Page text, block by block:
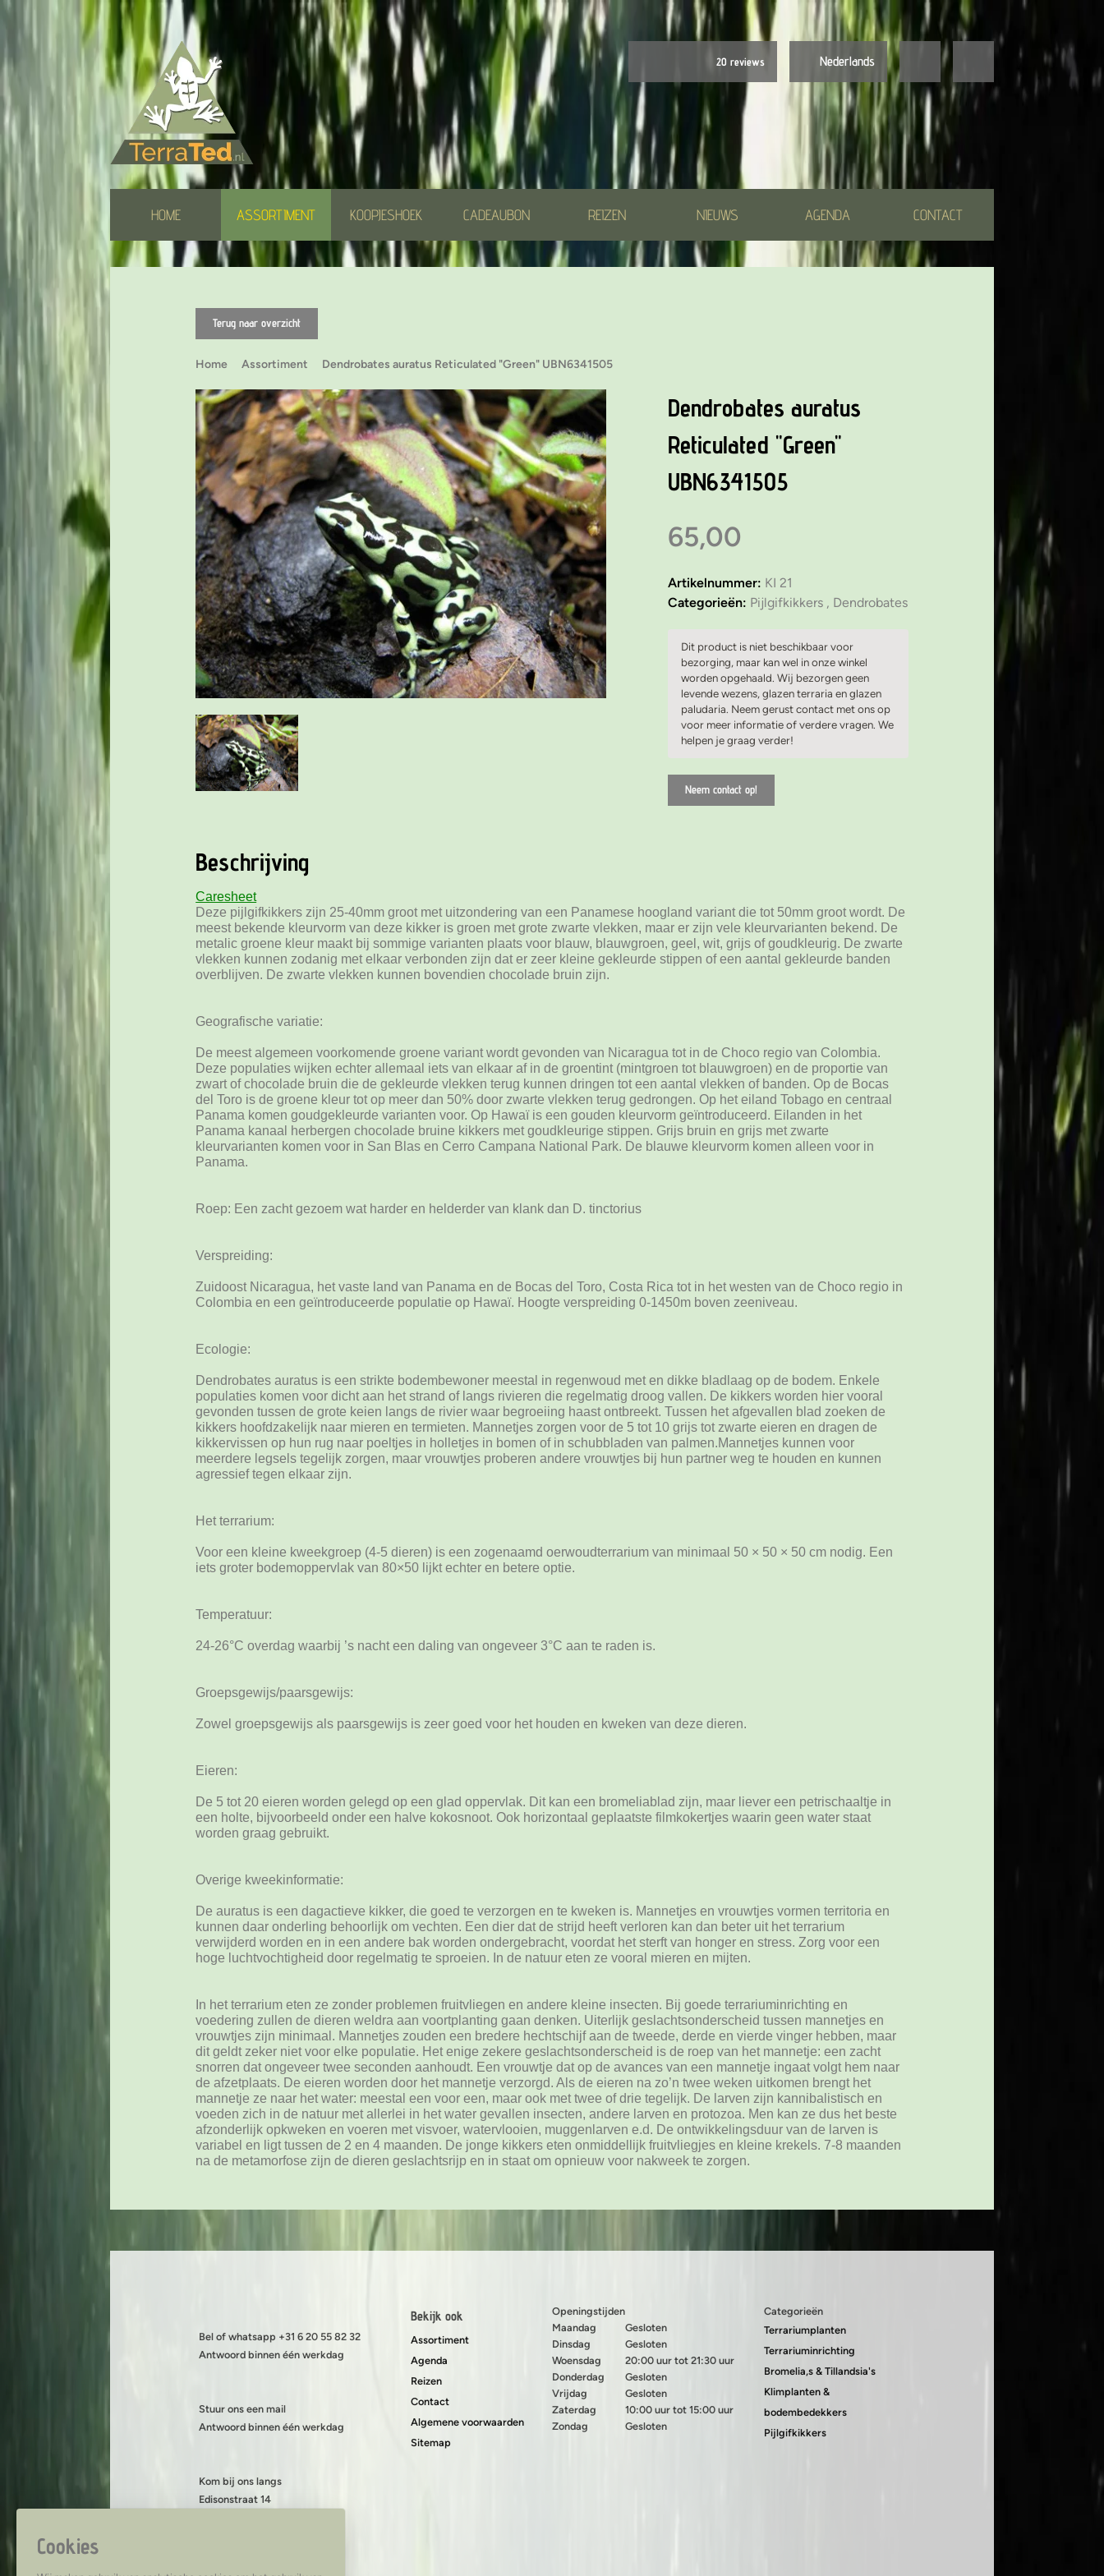
Cookies
20 reviews Nederlands
Nederlands
English
HOME ASSORTIMENT KOOPJESHOEK CADEAUBON REIZEN NIEUWS AGENDA CONTACT
Terug naar overzicht
Home Assortiment Dendrobates auratus Reticulated "Green" UBN6341505
Dendrobates auratus
Reticulated "Green"
UBN6341505
65,00
Artikelnummer: KI 21
Categorieën: Pijlgifkikkers , Dendrobates
Dit product is niet beschikbaar voor
bezorging, maar kan wel in onze winkel
worden opgehaald. Wij bezorgen geen
levende wezens, glazen terraria en glazen
paludaria. Neem gerust contact met ons op
voor meer informatie of verdere vragen. We
helpen je graag verder!
Neem contact op!
Beschrijving
Caresheet
Deze pijlgifkikkers zijn 25-40mm groot met uitzondering van een Panamese hoogland variant die tot 50mm groot wordt. De
meest bekende kleurvorm van deze kikker is groen met grote zwarte vlekken, maar er zijn vele kleurvarianten bekend. De
metalic groene kleur maakt bij sommige varianten plaats voor blauw, blauwgroen, geel, wit, grijs of goudkleurig. De zwarte
vlekken kunnen zodanig met elkaar verbonden zijn dat er zeer kleine gekleurde stippen of een aantal gekleurde banden
overblijven. De zwarte vlekken kunnen bovendien chocolade bruin zijn.
Geografische variatie:
De meest algemeen voorkomende groene variant wordt gevonden van Nicaragua tot in de Choco regio van Colombia.
Deze populaties wijken echter allemaal iets van elkaar af in de groentint (mintgroen tot blauwgroen) en de proportie van
zwart of chocolade bruin die de gekleurde vlekken terug kunnen dringen tot een aantal vlekken of banden. Op de Bocas
del Toro is de groene kleur tot op meer dan 50% door zwarte vlekken terug gedrongen. Op het eiland Tobago en centraal
Panama komen goudgekleurde varianten voor. Op Hawaï is een gouden kleurvorm geïntroduceerd. Eilanden in het
Panama kanaal herbergen chocolade bruine kikkers met goudkleurige stippen. Grijs bruin en grijs met zwarte
kleurvarianten komen voor in San Blas en Cerro Campana National Park. De blauwe kleurvorm komen alleen voor in
Panama.
Roep: Een zacht gezoem wat harder en helderder van klank dan D. tinctorius
Verspreiding:
Zuidoost Nicaragua, het vaste land van Panama en de Bocas del Toro, Costa Rica tot in het westen van de Choco regio in
Colombia en een geïntroduceerde populatie op Hawaï. Hoogte verspreiding 0-1450m boven zeeniveau.
Ecologie:
Dendrobates auratus is een strikte bodembewoner meestal in regenwoud met en dikke bladlaag op de bodem. Enkele
populaties komen voor dicht aan het strand of langs rivieren die regelmatig droog vallen. De kikkers worden hier vooral
gevonden tussen de grote keien langs de rivier waar begroeiing haast ontbreekt. Tussen het afgevallen blad zoeken de
kikkers hoofdzakelijk naar mieren en termieten. Mannetjes zorgen voor de 5 tot 10 grijs tot zwarte eieren en dragen de
kikkervissen op hun rug naar poeltjes in holletjes in bomen of in schubbladen van palmen.Mannetjes kunnen voor
meerdere legsels tegelijk zorgen, maar vrouwtjes proberen andere vrouwtjes bij hun partner weg te houden en kunnen
agressief tegen elkaar zijn.
Het terrarium:
Voor een kleine kweekgroep (4-5 dieren) is een zogenaamd oerwoudterrarium van minimaal 50 × 50 × 50 cm nodig. Een
iets groter bodemoppervlak van 80×50 lijkt echter en betere optie.
Temperatuur:
24-26°C overdag waarbij ’s nacht een daling van ongeveer 3°C aan te raden is.
Groepsgewijs/paarsgewijs:
Zowel groepsgewijs als paarsgewijs is zeer goed voor het houden en kweken van deze dieren.
Eieren:
De 5 tot 20 eieren worden gelegd op een glad oppervlak. Dit kan een bromeliablad zijn, maar liever een petrischaaltje in
een holte, bijvoorbeeld onder een halve kokosnoot. Ook horizontaal geplaatste filmkokertjes waarin geen water staat
worden graag gebruikt.
Overige kweekinformatie:
De auratus is een dagactieve kikker, die goed te verzorgen en te kweken is. Mannetjes en vrouwtjes vormen territoria en
kunnen daar onderling behoorlijk om vechten. Een dier dat de strijd heeft verloren kan dan beter uit het terrarium
verwijderd worden en in een andere bak worden ondergebracht, voordat het sterft van honger en stress. Zorg voor een
hoge luchtvochtigheid door regelmatig te sproeien. In de natuur eten ze vooral mieren en mijten.
In het terrarium eten ze zonder problemen fruitvliegen en andere kleine insecten. Bij goede terrariuminrichting en
voedering zullen de dieren weldra aan voortplanting gaan denken. Uiterlijk geslachtsonderscheid tussen mannetjes en
vrouwtjes zijn minimaal. Mannetjes zouden een bredere hechtschijf aan de tweede, derde en vierde vinger hebben, maar
dit geldt zeker niet voor elke populatie. Het enige zekere geslachtsonderscheid is de roep van het mannetje: een zacht
snorren dat ongeveer twee seconden aanhoudt. Een vrouwtje dat op de avances van een mannetje ingaat volgt hem naar
de afzetplaats. De eieren worden door het mannetje verzorgd. Als de eieren na zo’n twee weken uitkomen brengt het
mannetje ze naar het water: meestal een voor een, maar ook met twee of drie tegelijk. De larven zijn kannibalistisch en
voeden zich in de natuur met allerlei in het water gevallen insecten, andere larven en protozoa. Men kan ze dus het beste
afzonderlijk opkweken en voeren met visvoer, watervlooien, muggenlarven e.d. De ontwikkelingsduur van de larven is
variabel en ligt tussen de 2 en 4 maanden. De jonge kikkers eten onmiddellijk fruitvliegjes en kleine krekels. 7-8 maanden
na de metamorfose zijn de dieren geslachtsrijp en in staat om opnieuw voor nakweek te zorgen.
Bel of whatsapp +31 6 20 55 82 32
Antwoord binnen één werkdag
Stuur ons een mail
Antwoord binnen één werkdag
Kom bij ons langs
Edisonstraat 14
Bekijk ook
Assortiment
Agenda
Reizen
Contact
Algemene voorwaarden
Sitemap
Openingstijden
Maandag
Dinsdag
Woensdag
Donderdag
Vrijdag
Zaterdag
Zondag
Gesloten
Gesloten
20:00 uur tot 21:30 uur
Gesloten
Gesloten
10:00 uur tot 15:00 uur
Gesloten
Categorieën
Terrariumplanten
Terrariuminrichting
Bromelia,s & Tillandsia's
Klimplanten &
bodembedekkers
Pijlgifkikkers